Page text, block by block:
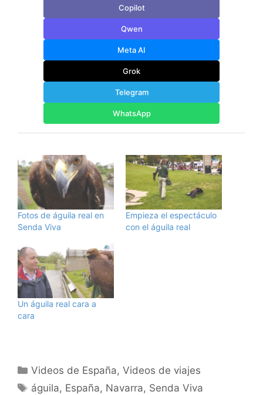
Copilot
Qwen
Meta AI
Grok
Telegram
WhatsApp
Fotos de águila real en
Senda Viva
Empieza el espectáculo
con el águila real
Un águila real cara a
cara
Categorías
Videos de España,Videos de viajes
Etiquetas
águila, España, Navarra, Senda Viva